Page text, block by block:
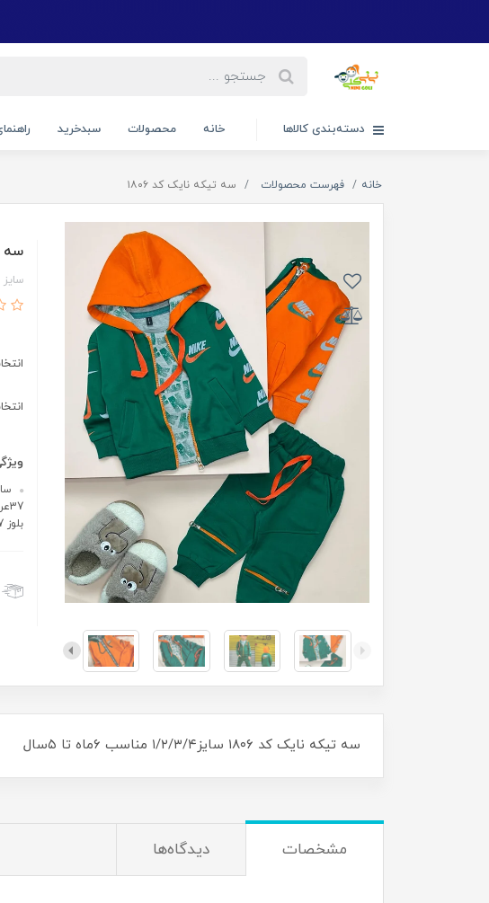
دسته‌بندی کالاها خانه محصولات سبدخرید
خانه فهرست محصولات سه تیکه نایک کد ۱۸۰۶
سه
سایز ۱/۲/۳/۴ مناسب ۶ماه تا ۵سال
بلوز 37 عرض 29 سایز4:قدسویشرت 41عرض 30شلوار 59قد بلوز
سه تیکه نایک کد ۱۸۰۶ سایز۱/۲/۳/۴ مناسب ۶ماه تا ۵سال
مشخصات دیدگاه‌ها